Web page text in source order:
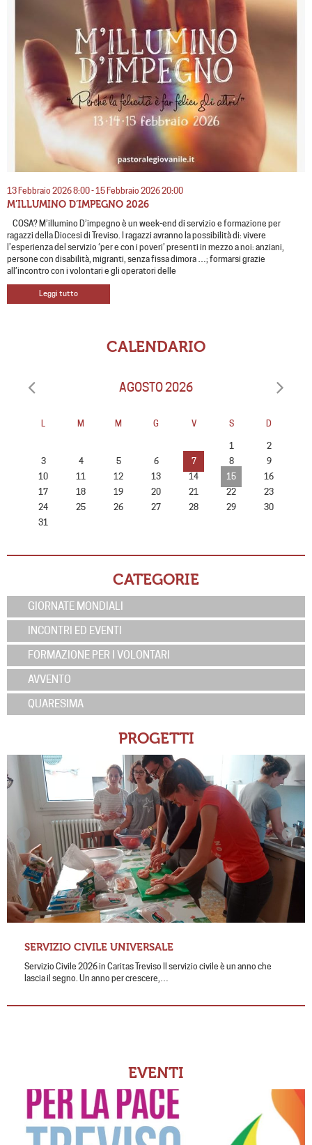
13 Febbraio 2026 8:00 - 15 Febbraio 2026 20:00
M’ILLUMINO D’IMPEGNO 2026
COSA? M’illumino D’impegno è un week-end di servizio e formazione per
ragazzi della Diocesi di Treviso. I ragazzi avranno la possibilità di: vivere
l’esperienza del servizio ‘per e con i poveri’ presenti in mezzo a noi: anziani,
persone con disabilità, migranti, senza fissa dimora …; formarsi grazie
all’incontro con i volontari e gli operatori delle
Leggi tutto
CALENDARIO
AGOSTO 2026
M M G V S D
1
2
3
4 5 6 7 8
9
10
11 12 13 14 15
16
17
18 19 20 21 22
23
24
25 26 27 28 29
30
31
CATEGORIE
GIORNATE MONDIALI
INCONTRI ED EVENTI
FORMAZIONE PER I VOLONTARI
AVVENTO
QUARESIMA
PROGETTI
SERVIZIO CIVILE UNIVERSALE
Servizio Civile 2026 in Caritas Treviso Il servizio civile è un anno che
lascia il segno. Un anno per crescere,…
EVENTI